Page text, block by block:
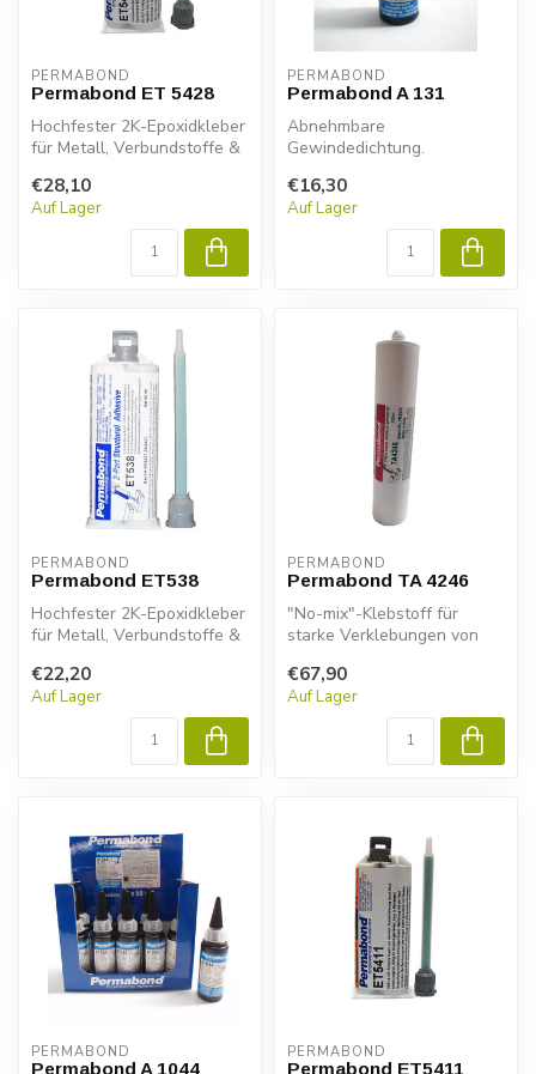
PERMABOND
Permabond ET 5428
Hochfester 2K-Epoxidkleber
für Metall, Verbundstoffe &
ET...
€28,10
Auf Lager
PERMABOND
Permabond A 131
Abnehmbare
Gewindedichtung.
€16,30
Auf Lager
PERMABOND
Permabond ET538
Hochfester 2K-Epoxidkleber
für Metall, Verbundstoffe &
ET...
€22,20
Auf Lager
PERMABOND
Permabond TA 4246
"No-mix"-Klebstoff für
starke Verklebungen von
Verbundwerkstoffen...
€67,90
Auf Lager
PERMABOND
Permabond A 1044
PERMABOND
Permabond ET5411